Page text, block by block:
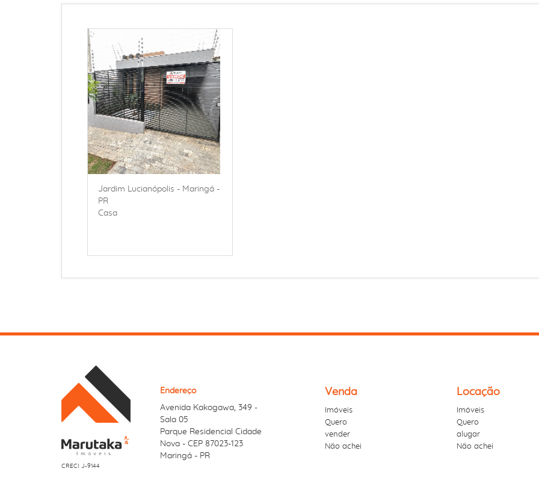
Jardim Lucianópolis - Maringá -
PR
Casa
CRECI J-9144
Endereço
Avenida Kakogawa, 349 -
Sala 05
Parque Residencial Cidade
Nova - CEP 87023-123
Maringá - PR
Venda
Imóveis
Quero
vender
Não achei
Locação
Imóveis
Quero
alugar
Não achei